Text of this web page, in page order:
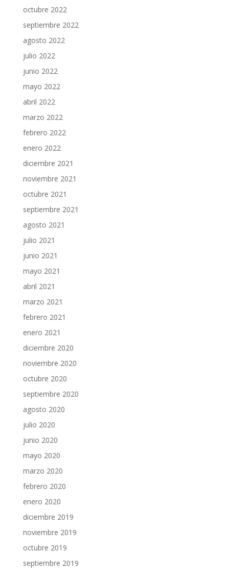
octubre 2022
septiembre 2022
agosto 2022
julio 2022
junio 2022
mayo 2022
abril 2022
marzo 2022
febrero 2022
enero 2022
diciembre 2021
noviembre 2021
octubre 2021
septiembre 2021
agosto 2021
julio 2021
junio 2021
mayo 2021
abril 2021
marzo 2021
febrero 2021
enero 2021
diciembre 2020
noviembre 2020
octubre 2020
septiembre 2020
agosto 2020
julio 2020
junio 2020
mayo 2020
marzo 2020
febrero 2020
enero 2020
diciembre 2019
noviembre 2019
octubre 2019
septiembre 2019